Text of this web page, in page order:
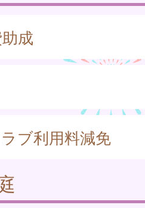
成
ブ利用料減免